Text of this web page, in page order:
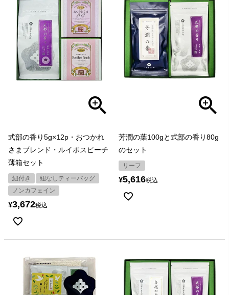
式部の香り5g×12p・おつかれ
さまブレンド・ルイボスピーチ
薄箱セット
紐付き
紐なしティーバッグ
ノンカフェイン
¥3,672税込
芳潤の葉100gと式部の香り80g
のセット
リーフ
¥5,616税込